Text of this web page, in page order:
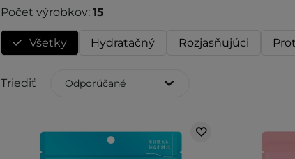
Počet výrobkov: 15
Všetky Hydratačný Rozjasňujúci
Triediť Odporúčané